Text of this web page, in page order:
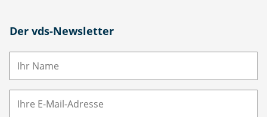
Der vds-Newsletter
N
M